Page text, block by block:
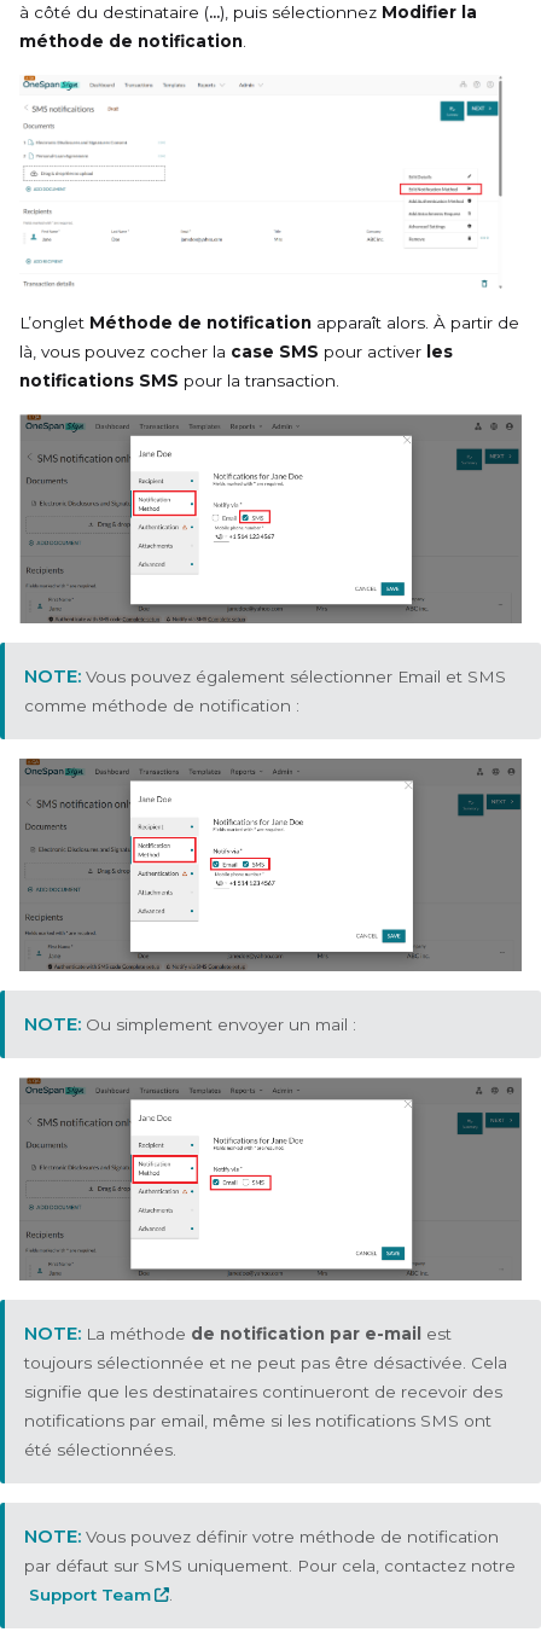
à côté du destinataire (...), puis sélectionnez Modifier la
méthode de notification
L’onglet Méthode de notification apparaît alors. À partir de
là, vous pouvez cocher la case SMS pour activer les
notifications SMS pour la transaction.
Vous pouvez également sélectionner Email et SMS
comme méthode de notification :
Ou simplement envoyer un mail :
La méthode de notification par e-mail est
toujours sélectionnée et ne peut pas être désactivée. Cela
signifie que les destinataires continueront de recevoir des
notifications par email, même si les notifications SMS ont
été sélectionnées.
Vous pouvez définir votre méthode de notification
par défaut sur SMS uniquement. Pour cela, contactez notre
Support Team